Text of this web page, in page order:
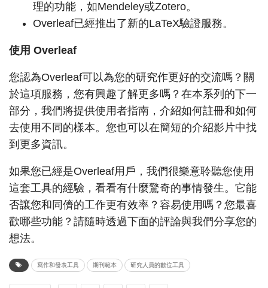
理的功能，如Mendeley或Zotero。
Overleaf已經推出了新的LaTeX驗證服務。
使用 Overleaf
您認為Overleaf可以為您的研究作更好的交流嗎？關
於這項服務，您有興趣了解更多嗎？在本系列的下一
部分，我們將提供使用者指南，介紹如何註冊和如何
去使用不同的樣本。您也可以在簡短的介紹影片中找
到更多資訊。
如果您已經是Overleaf用戶，我們很樂意聆聽您使用
這套工具的經驗，看看有什麼驚奇的事情發生。它能
否讓您和同儕的工作更有效率？容易使用嗎？您最喜
歡哪些功能？請隨時透過下面的評論與我們分享您的
想法。
寫作和發表工具 期刊範本 研究人員的數位工具